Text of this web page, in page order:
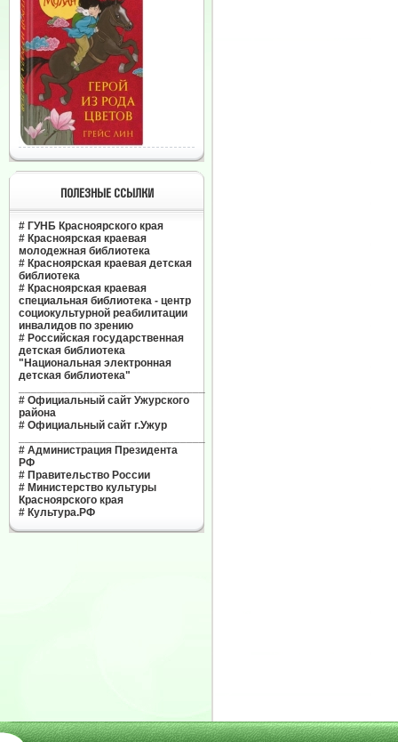
ПОЛЕЗНЫЕ ССЫЛКИ
# ГУНБ Красноярского края
# Красноярская краевая
молодежная библиотека
# Красноярская краевая детская
библиотека
# Красноярская краевая
специальная библиотека - центр
социокультурной реабилитации
инвалидов по зрению
# Российская государственная
детская библиотека
"Национальная электронная
детская библиотека"
# Официальный сайт Ужурского
района
# Официальный сайт г.Ужур
# Администрация Президента
РФ
# Правительство России
# Министерство культуры
Красноярского края
# Культура.РФ